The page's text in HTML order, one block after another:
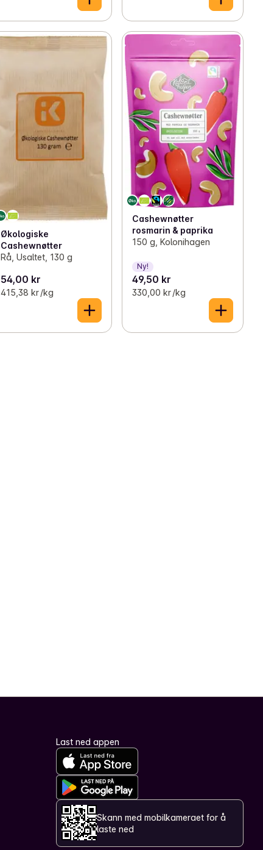
Økologiske
Cashewnøtter
Rå, Usaltet, 130 g
54,00 kr
415,38 kr /kg
Cashewnøtter
rosmarin & paprika
150 g, Kolonihagen
Ny!
49,50 kr
330,00 kr /kg
Last ned appen
Skann med mobilkameraet for å
laste ned